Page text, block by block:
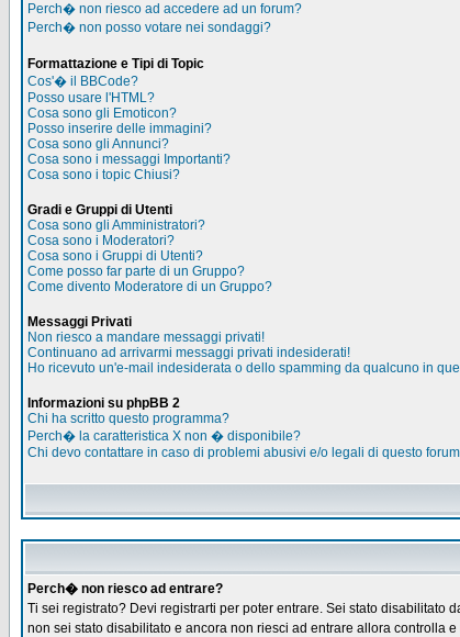
Perch� non riesco ad accedere ad un forum?
Perch� non posso votare nei sondaggi?
Formattazione e Tipi di Topic
Cos'� il BBCode?
Posso usare l'HTML?
Cosa sono gli Emoticon?
Posso inserire delle immagini?
Cosa sono gli Annunci?
Cosa sono i messaggi Importanti?
Cosa sono i topic Chiusi?
Gradi e Gruppi di Utenti
Cosa sono gli Amministratori?
Cosa sono i Moderatori?
Cosa sono i Gruppi di Utenti?
Come posso far parte di un Gruppo?
Come divento Moderatore di un Gruppo?
Messaggi Privati
Non riesco a mandare messaggi privati!
Continuano ad arrivarmi messaggi privati indesiderati!
Ho ricevuto un'e-mail indesiderata o dello spamming da qualcuno in
Informazioni su phpBB 2
Chi ha scritto questo programma?
Perch� la caratteristica X non � disponibile?
Chi devo contattare in caso di problemi abusivi e/o legali di questo
Perch� non riesco ad entrare?
Ti sei registrato? Devi registrarti per poter entrare. Sei stato
non sei stato disabilitato e ancora non riesci ad entrare allora controlla